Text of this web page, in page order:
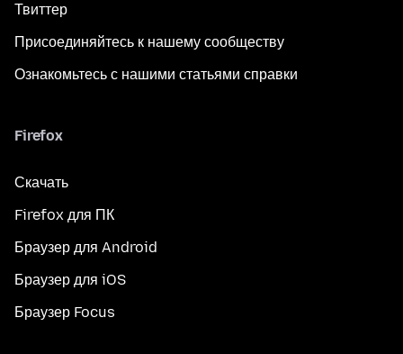
Твиттер
Присоединяйтесь к нашему сообществу
Ознакомьтесь с нашими статьями справки
Firefox
Скачать
Firefox для ПК
Браузер для Android
Браузер для iOS
Браузер Focus